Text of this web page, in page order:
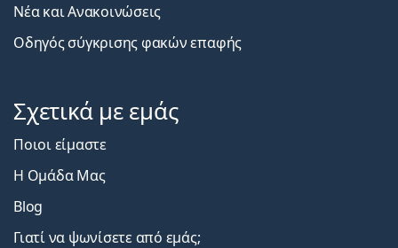
Νέα και Ανακοινώσεις
Οδηγός σύγκρισης φακών επαφής
Σχετικά με εμάς
Ποιοι είμαστε
Η Ομάδα Μας
Blog
Γιατί να ψωνίσετε από εμάς;